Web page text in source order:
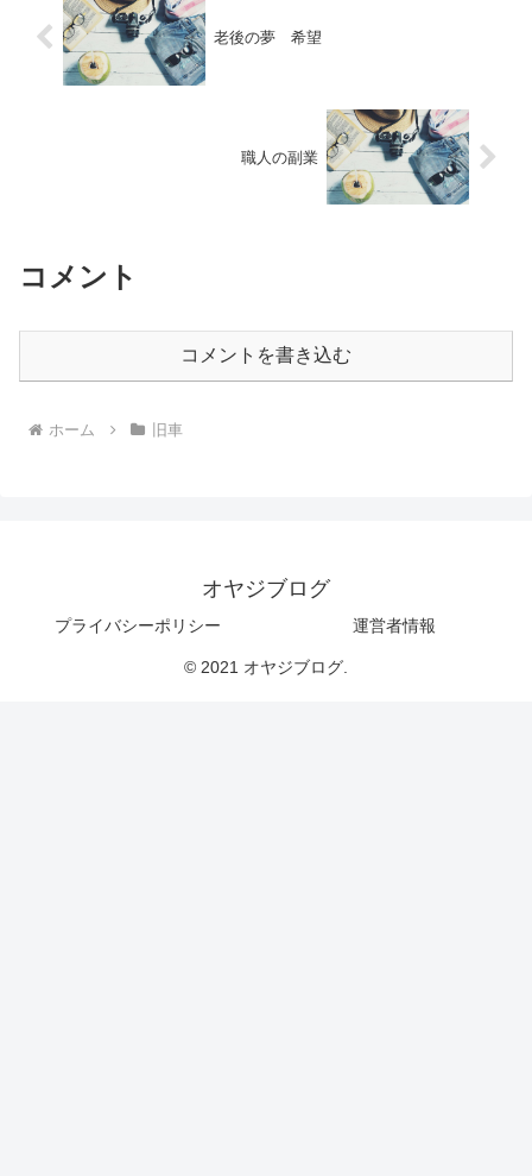
老後の夢 希望
職人の副業
コメント
コメントを書き込む
ホーム 旧車
オヤジブログ
プライバシーポリシー 運営者情報
© 2021 オヤジブログ.